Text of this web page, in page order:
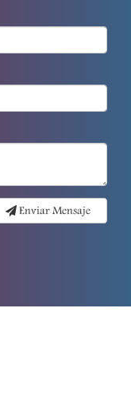
Enviar Mensaje